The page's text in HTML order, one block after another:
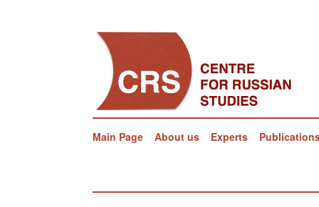
Main Page About us Experts